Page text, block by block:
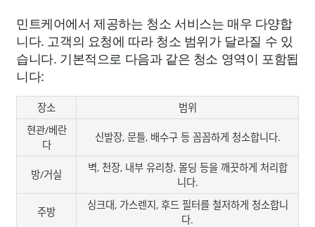
민트케어에서 제공하는 청소 서비스는 매우 다양합
니다. 고객의 요청에 따라 청소 범위가 달라질 수 있
습니다. 기본적으로 다음과 같은 청소 영역이 포함됩
니다:
장소
범위
현관/베란
다
신발장, 문틀, 배수구 등 꼼꼼하게 청소합니다.
방/거실
벽, 천장, 내부 유리창, 몰딩 등을 깨끗하게 처리합
니다.
주방
싱크대, 가스렌지, 후드 필터를 철저하게 청소합니
다.